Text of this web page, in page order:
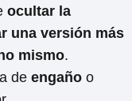
ocultar la
una versión más
mismo.
de engaño o